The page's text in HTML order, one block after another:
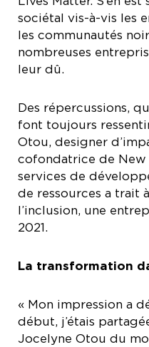
sociétal vis-à-vis les
les communautés
nombreuses
leur dû.
Des répercussions,
font toujours
Otou, designer
cofondatrice de
services de
de ressources a trait
l’inclusion, une
2021.
La transformation
« Mon impression a
début, j’étais
Jocelyne Otou du